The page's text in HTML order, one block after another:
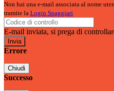
Non hai una e-mail associata al nome
tramite la Login Spaggiari
E-mail inviata, si prega di
Errore
Chiudi
Successo